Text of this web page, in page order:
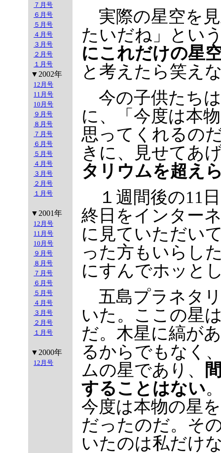
７月号
６月号
５月号
４月号
３月号
２月号
１月号
▼2002年
12月号
11月号
10月号
９月号
８月号
７月号
６月号
５月号
４月号
３月号
２月号
１月号
▼2001年
12月号
11月号
10月号
９月号
８月号
７月号
６月号
５月号
４月号
３月号
２月号
１月号
▼2000年
12月号
実際の星空を
たいだね」とい
にこれだけの星
と考えたら笑え
今の子供たち
に、「今度は本
思ってくれるの
きに、見せてあ
タリウムを超え
１週間後の11
終日をインター
に見ていただい
った方もいらし
にすんでホッと
五島プラネタ
いた。ここの星
だ。木星に縞が
るからでもなく
ムの星であり、
することはない
今度は本物の星
だったのだ。そ
いたのは私だけ